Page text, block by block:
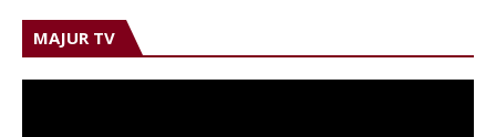
MAJUR TV